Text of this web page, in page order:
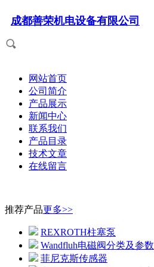
成都善荣机电设备有限公司
网站首页
公司简介
产品展示
新闻中心
联系我们
产品目录
技术文章
在线留言
推荐产品更多>>
REXROTH柱塞泵
Wandfluh电磁阀分类及参数
菲尼克斯传感器